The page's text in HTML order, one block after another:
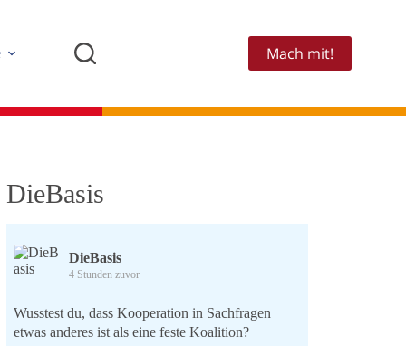
Mach mit!
DieBasis
DieBasis
4 Stunden zuvor
Wusstest du, dass Kooperation in Sachfragen
etwas anderes ist als eine feste Koalition?